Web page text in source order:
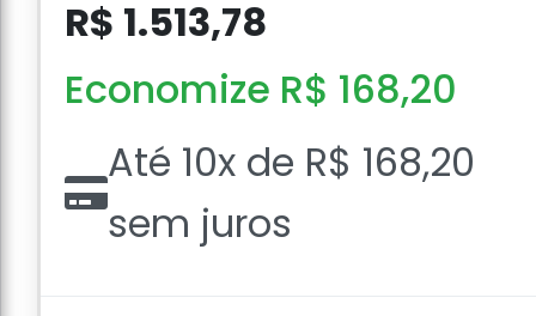
R$ 1.513,78
Economize R$ 168,20
Até 10x de R$ 168,20
sem juros